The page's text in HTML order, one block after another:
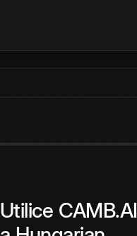
Utilice CAMB.AI